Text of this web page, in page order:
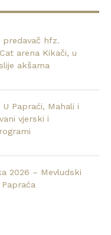
predavač hfz.
arena Kikači, u
akšama
Papraći, Mahali i
vjerski i
2026 – Mevludski